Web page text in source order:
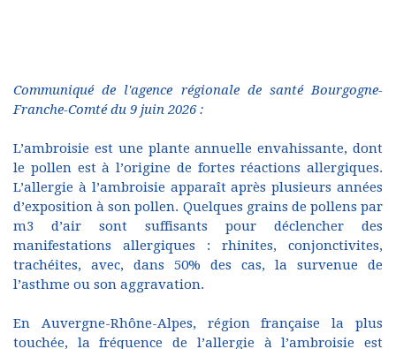
Communiqué de l'agence régionale de santé Bourgogne-
Franche-Comté du 9 juin 2026 :
L’ambroisie est une plante annuelle envahissante, dont
le pollen est à l’origine de fortes réactions allergiques.
L’allergie à l’ambroisie apparaît après plusieurs années
d’exposition à son pollen. Quelques grains de pollens par
m3 d’air sont suffisants pour déclencher des
manifestations allergiques : rhinites, conjonctivites,
trachéites, avec, dans 50% des cas, la survenue de
l’asthme ou son aggravation.
En Auvergne-Rhône-Alpes, région française la plus
touchée, la fréquence de l’allergie à l’ambroisie est